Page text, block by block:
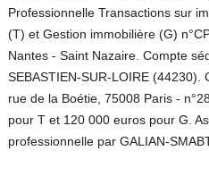
Professionnelle Transactions sur
(T) et Gestion immobilière (G)
Nantes - Saint Nazaire. Compte
SEBASTIEN-SUR-LOIRE (44230).
rue de la Boétie, 75008 Paris -
pour T et 120 000 euros pour G.
professionnelle par GALIAN-